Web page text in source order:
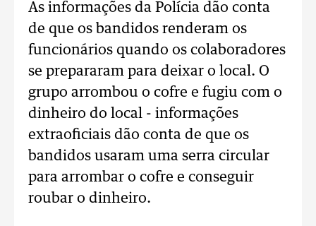
As informações da Polícia dão conta
de que os bandidos renderam os
funcionários quando os colaboradores
se prepararam para deixar o local. O
grupo arrombou o cofre e fugiu com o
dinheiro do local - informações
extraoficiais dão conta de que os
bandidos usaram uma serra circular
para arrombar o cofre e conseguir
roubar o dinheiro.